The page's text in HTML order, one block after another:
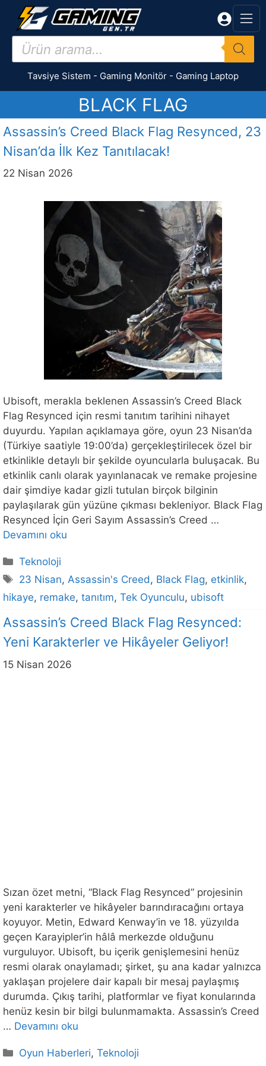
İçeriğe
Products
search
Tavsiye Sistem - Gaming Monitör - Gaming Laptop
BLACK FLAG
Assassin’s Creed Black Flag Resynced, 23
Nisan’da İlk Kez Tanıtılacak!
22 Nisan 2026
Ubisoft, merakla beklenen Assassin’s Creed Black
Flag Resynced için resmi tanıtım tarihini nihayet
duyurdu. Yapılan açıklamaya göre, oyun 23 Nisan’da
(Türkiye saatiyle 19:00’da) gerçekleştirilecek özel bir
etkinlikle detaylı bir şekilde oyuncularla buluşacak. Bu
etkinlik canlı olarak yayınlanacak ve remake projesine
dair şimdiye kadar gizli tutulan birçok bilginin
paylaşılarak gün yüzüne çıkması bekleniyor. Black Flag
Resynced İçin Geri Sayım Assassin’s Creed …
Devamını oku
Kategoriler
Teknoloji
Etiketler
23 Nisan,Assassin's Creed, Black Flag, etkinlik,
hikaye, remake, tanıtım, Tek Oyunculu, ubisoft
Assassin’s Creed Black Flag Resynced:
Yeni Karakterler ve Hikâyeler Geliyor!
15 Nisan 2026
Sızan özet metni, “Black Flag Resynced” projesinin
yeni karakterler ve hikâyeler barındıracağını ortaya
koyuyor. Metin, Edward Kenway’in ve 18. yüzyılda
geçen Karayipler’in hâlâ merkezde olduğunu
vurguluyor. Ubisoft, bu içerik genişlemesini henüz
resmi olarak onaylamadı; şirket, şu ana kadar yalnızca
yaklaşan projelere dair kapalı bir mesaj paylaşmış
durumda. Çıkış tarihi, platformlar ve fiyat konularında
henüz kesin bir bilgi bulunmamakta. Assassin’s Creed
… Devamını oku
Kategoriler
Oyun Haberleri,Teknoloji